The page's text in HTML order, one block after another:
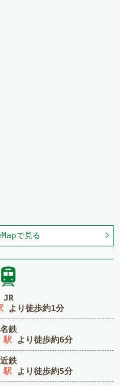
で見る
JR
より徒歩約1分
名鉄
駅 より徒歩約6分
近鉄
駅 より徒歩約5分